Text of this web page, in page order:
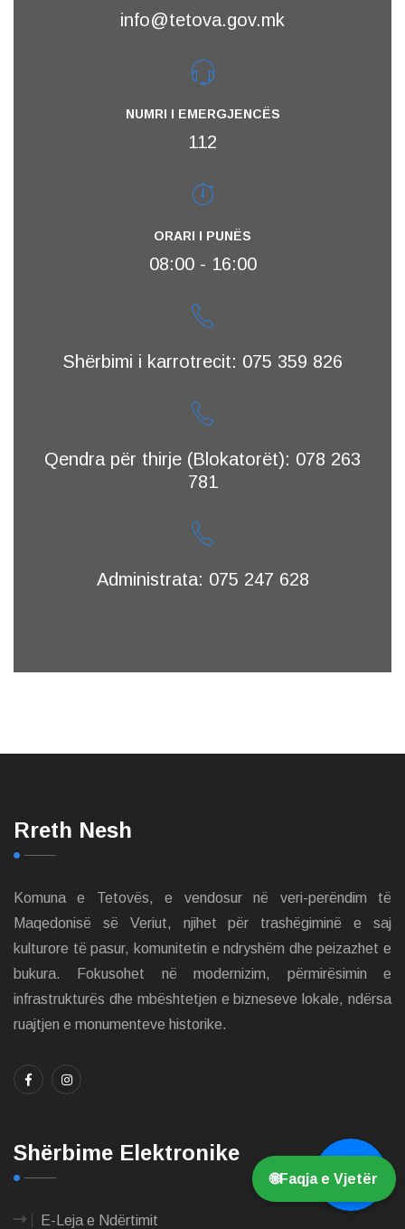
🌐Faqja e Vjetër
info@tetova.gov.mk
NUMRI I EMERGJENCËS
112
ORARI I PUNËS
08:00 - 16:00
Shërbimi i karrotrecit: 075 359 826
Qendra për thirje (Blokatorët): 078 263
781
Administrata: 075 247 628
Rreth Nesh
Komuna e Tetovës, e vendosur në veri-perëndim të
Maqedonisë së Veriut, njihet për trashëgiminë e saj
kulturore të pasur, komunitetin e ndryshëm dhe peizazhet e
bukura. Fokusohet në modernizim, përmirësimin e
infrastrukturës dhe mbështetjen e bizneseve lokale, ndërsa
ruajtjen e monumenteve historike.
Shërbime Elektronike
E-Leja e Ndërtimit
💬